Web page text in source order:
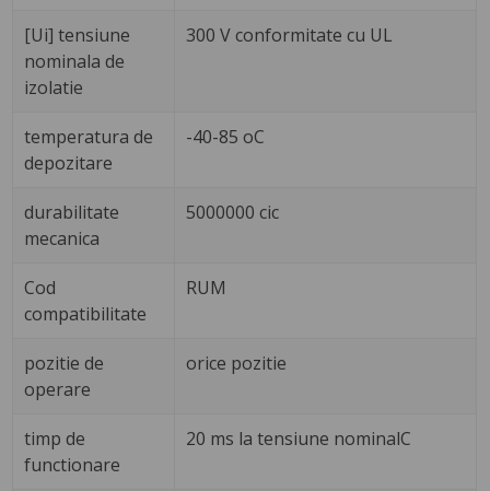
[Ui] tensiune
nominala de
izolatie
300 V conformitate cu UL
temperatura de
depozitare
-40-85 oC
durabilitate
mecanica
5000000 cic
Cod
compatibilitate
RUM
pozitie de
operare
orice pozitie
timp de
functionare
20 ms la tensiune nominalC